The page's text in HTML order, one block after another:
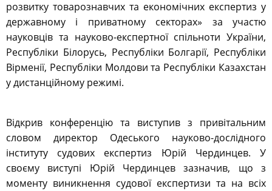
розвитку товарознавчих та економічних експертиз у
державному і приватному секторах» за участю
науковців та науково-експертної спільноти України,
Республіки Білорусь, Республіки Болгарії, Республіки
Вірменії, Республіки Молдови та Республіки Казахстан
у дистанційному режимі.
Відкрив конференцію та виступив з привітальним
словом директор Одеського науково-дослідного
інституту судових експертиз Юрій Чердинцев. У
своєму виступі Юрій Чердинцев зазначив, що з
моменту виникнення судової експертизи та на всіх